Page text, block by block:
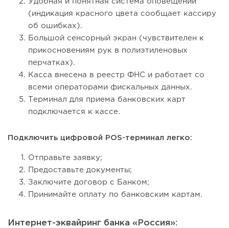
Удобная и понятная система оповещений
(индикация красного цвета сообщает кассиру
об ошибках).
Большой сенсорный экран (чувствителен к
прикосновениям рук в полиэтиленовых
перчатках).
Касса внесена в реестр ФНС и работает со
всеми операторами фискальных данных.
Терминал для приема банковских карт
подключается к кассе.
Подключить цифровой POS-терминал легко:
Отправьте заявку;
Предоставьте документы;
Заключите договор с Банком;
Принимайте оплату по банковским картам.
Интернет-эквайринг банка «Россия»: